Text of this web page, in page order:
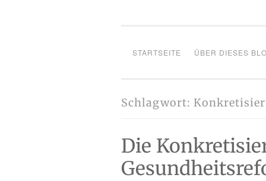
STARTSEITE ÜBER DIESES
Schlagwort:
Die